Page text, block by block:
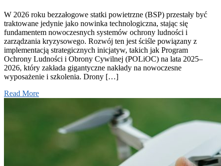
W 2026 roku bezzałogowe statki powietrzne (BSP) przestały być
traktowane jedynie jako nowinka technologiczna, stając się
fundamentem nowoczesnych systemów ochrony ludności i
zarządzania kryzysowego. Rozwój ten jest ściśle powiązany z
implementacją strategicznych inicjatyw, takich jak Program
Ochrony Ludności i Obrony Cywilnej (POLiOC) na lata 2025–
2026, który zakłada gigantyczne nakłady na nowoczesne
wyposażenie i szkolenia. Drony […]
Read More